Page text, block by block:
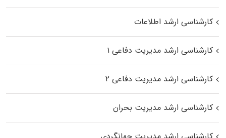
کارشناسی ارشد اطلاعات
کارشناسی ارشد مدیریت دفاعی ۱
کارشناسی ارشد مدیریت دفاعی ۲
کارشناسی ارشد مدیریت بحران